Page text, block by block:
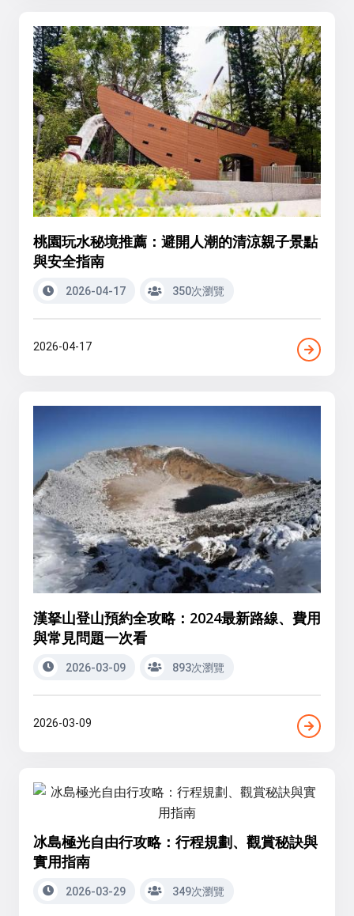
桃園玩水秘境推薦：避開人潮的清涼親子景點
與安全指南
2026-04-17 350次瀏覽
2026-04-17
漢拏山登山預約全攻略：2024最新路線、費用
與常見問題一次看
2026-03-09 893次瀏覽
2026-03-09
冰島極光自由行攻略：行程規劃、觀賞秘訣與
實用指南
2026-03-29 349次瀏覽